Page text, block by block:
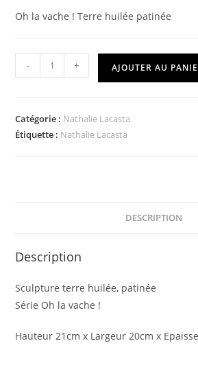
Oh la vache ! Terre huilée patinée
- + AJOUTER AU
Catégorie : Nathalie Lacasta
Étiquette : Nathalie Lacasta
DESCRIPTION
Description
Sculpture terre huilée, patinée
Série Oh la vache !
Hauteur 21cm x Largeur 20cm x